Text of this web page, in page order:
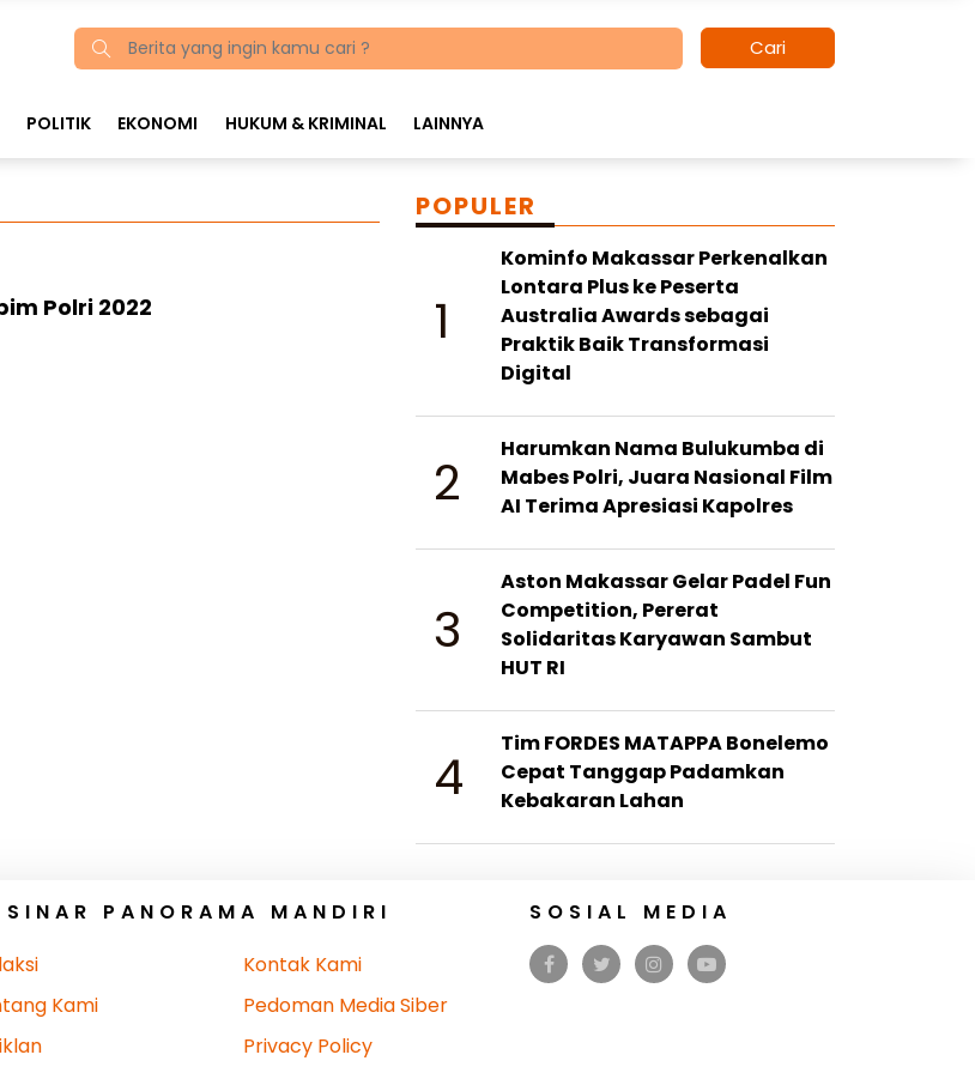
Cari
POLITIK EKONOMI HUKUM & KRIMINAL LAINNYA
Polri 2022
POPULER
1
Kominfo Makassar Perkenalkan
Lontara Plus ke Peserta
Australia Awards sebagai
Praktik Baik Transformasi
Digital
2
Harumkan Nama Bulukumba di
Mabes Polri, Juara Nasional Film
AI Terima Apresiasi Kapolres
3
Aston Makassar Gelar Padel Fun
Competition, Pererat
Solidaritas Karyawan Sambut
HUT RI
4
Tim FORDES MATAPPA Bonelemo
Cepat Tanggap Padamkan
Kebakaran Lahan
PANORAMA MANDIRI
Kami
Kontak Kami
Pedoman Media Siber
Privacy Policy
SOSIAL MEDIA